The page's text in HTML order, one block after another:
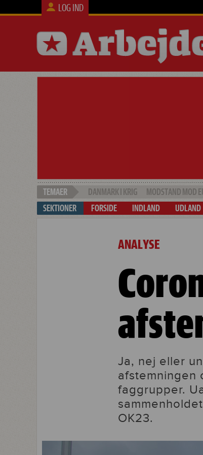
LOG IND
DANMARK I KRIG MODSTAND MOD
FORSIDE
INDLAND UDLAND
ANALYSE
Ja, nej eller
afstemningen
faggrupper.
OK23.